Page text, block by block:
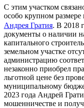
С этим участком
особо крупном
Андрея Гратия. В 2018
документы о наличии
капитального
земельном участке
администрацию
незаконно приобрел
льготной цене без
муниципальному
2023 года Андрей
мошенничестве и